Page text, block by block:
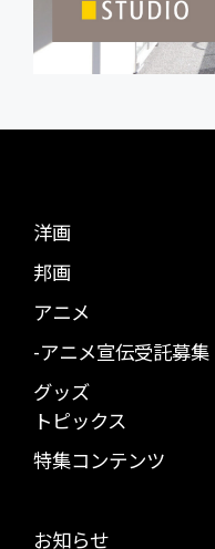
洋画
邦画
アニメ
-アニメ宣伝受託募集
グッズ
トピックス
特集コンテンツ
お知らせ